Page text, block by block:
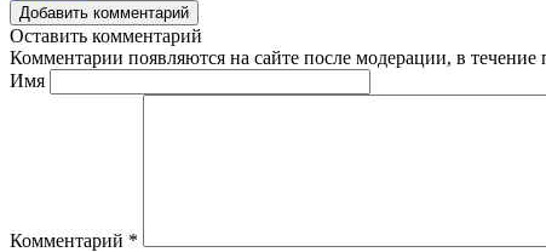
Добавить комментарий
Оставить комментарий
Комментарии появляются на сайте после модерации, в течение
Имя
Комментарий *